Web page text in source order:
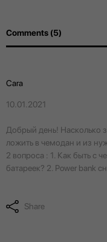
Comments (5)
Cara
10.01.2021
Добрый день! Насколько
ложить в чемодан и из
2 вопроса : 1. Как быть с
батареек? 2. Power bank
Share